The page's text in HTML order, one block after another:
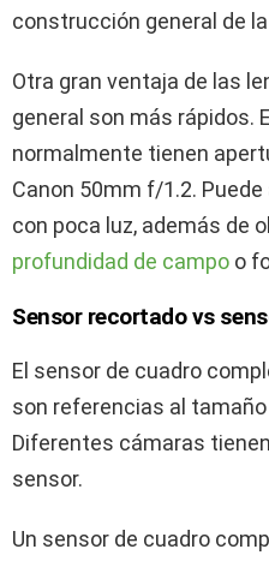
construcción general de
Otra gran ventaja de las
general son más rápidos.
normalmente tienen
Canon 50mm f/1.2.
con poca luz, además de
profundidad de campo o
Sensor recortado vs
El sensor de cuadro
son referencias al
Diferentes cámaras
sensor.
Un sensor de cuadro